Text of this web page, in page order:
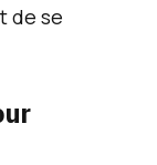
de se